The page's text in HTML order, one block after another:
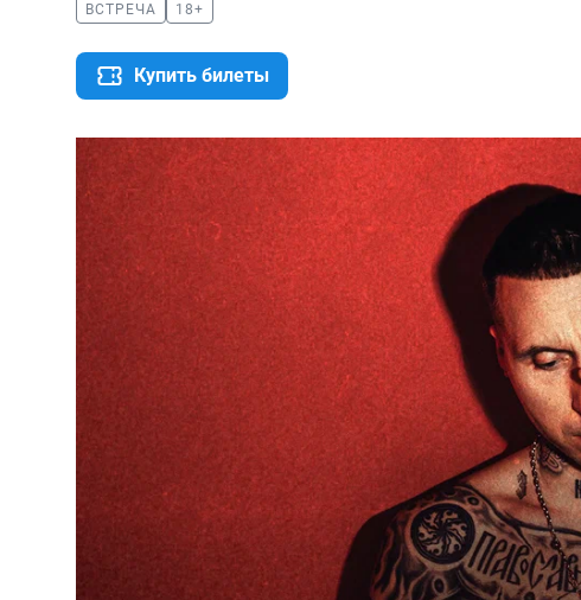
ВСТРЕЧА 18+
Купить билеты